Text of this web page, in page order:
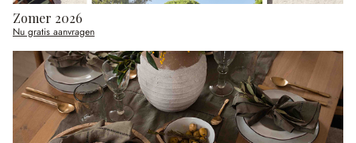
Zomer 2026
Nu gratis aanvragen